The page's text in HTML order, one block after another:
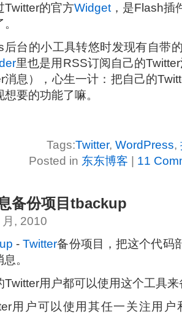
Twitter的官方Widget ，是Flash插
后台的小工具转悠时发现有自带
里也是用RSS订阅自己的
消息），心生一计：把自己的
要的功能了嘛。
Tags:Twitter, WordPress,
Posted in 东东博客 11
备份项目tbackup
, 2010
-Twitter备份项目，把这个代码
。
Twitter用户都可以使用这个工具
用户可以使用其任一关注用